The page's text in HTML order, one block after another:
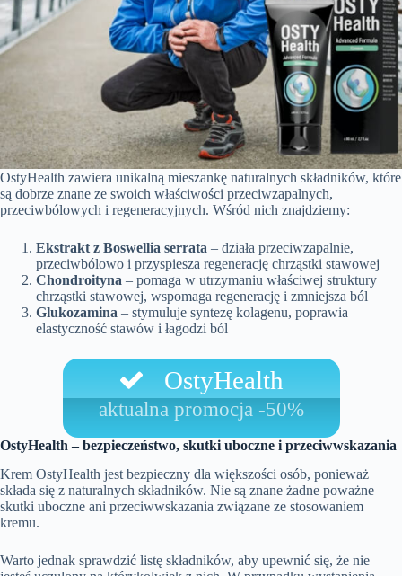
OstyHealth zawiera unikalną mieszankę naturalnych składników, które
są dobrze znane ze swoich właściwości przeciwzapalnych,
przeciwbólowych i regeneracyjnych. Wśród nich znajdziemy:
Ekstrakt z Boswellia serrata – działa przeciwzapalnie,
przeciwbólowo i przyspiesza regenerację chrząstki stawowej
Chondroityna – pomaga w utrzymaniu właściwej struktury
chrząstki stawowej, wspomaga regenerację i zmniejsza ból
Glukozamina – stymuluje syntezę kolagenu, poprawia
elastyczność stawów i łagodzi ból
OstyHealth
aktualna promocja -50%
OstyHealth – bezpieczeństwo, skutki uboczne i przeciwwskazania
Krem OstyHealth jest bezpieczny dla większości osób, ponieważ
składa się z naturalnych składników. Nie są znane żadne poważne
skutki uboczne ani przeciwwskazania związane ze stosowaniem
kremu.
Warto jednak sprawdzić listę składników, aby upewnić się, że nie